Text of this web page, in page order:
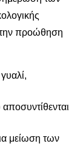
την προώθηση
μείωση των